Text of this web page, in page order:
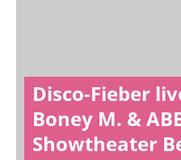
Disco-Fieber
Boney M. &
Showtheater